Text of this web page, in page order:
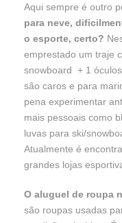
Aqui sempre é outro
para neve,
o esporte, certo?
emprestado um traje
snowboard + 1
são caros e para
pena experimentar
mais pessoais como
luvas para ski/
Atualmente é
grandes lojas
O aluguel de roupa
são roupas usadas